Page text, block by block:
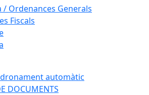
/ Ordenances Generals
Fiscals
automàtic
DOCUMENTS